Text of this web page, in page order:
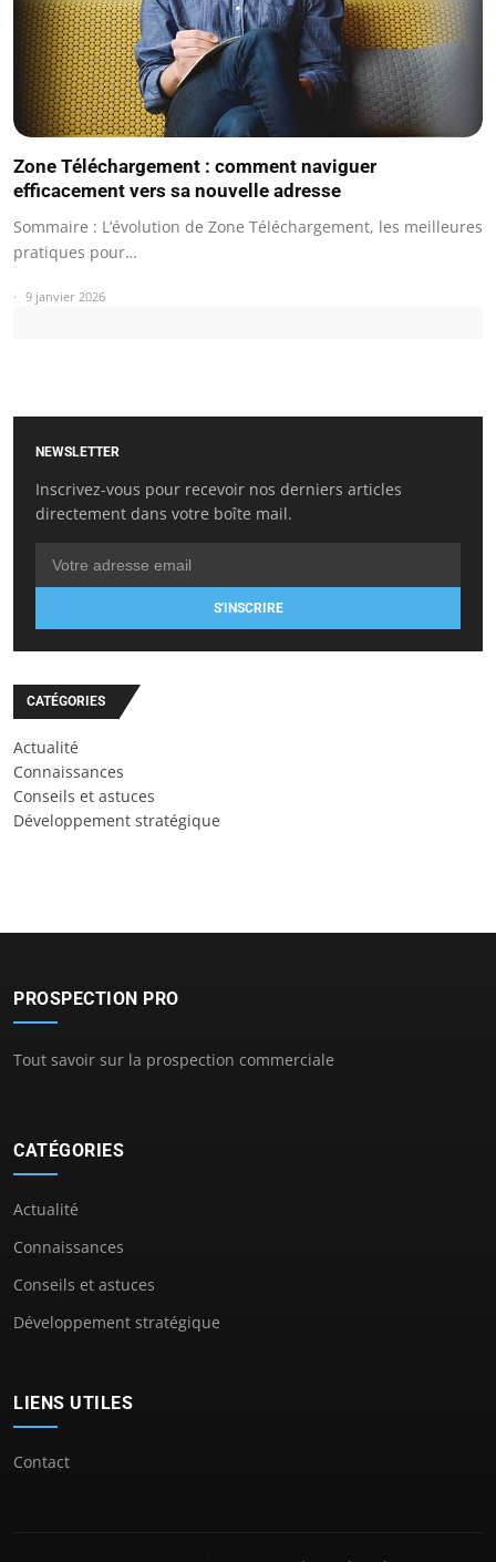
Zone Téléchargement : comment naviguer
efficacement vers sa nouvelle adresse
Sommaire : L’évolution de Zone Téléchargement, les meilleures
pratiques pour…
9 janvier 2026
NEWSLETTER
Inscrivez-vous pour recevoir nos derniers articles
directement dans votre boîte mail.
S'INSCRIRE
CATÉGORIES
Actualité
Connaissances
Conseils et astuces
Développement stratégique
PROSPECTION PRO
Tout savoir sur la prospection commerciale
CATÉGORIES
Actualité
Connaissances
Conseils et astuces
Développement stratégique
LIENS UTILES
Contact